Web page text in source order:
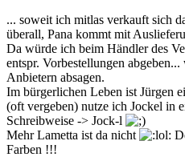
... soweit ich mitlas verkauft sich
überall, Pana kommt mit
Da würde ich beim Händler des
entspr. Vorbestellungen
Anbietern absagen.
Im bürgerlichen Leben ist Jürgen
(oft vergeben) nutze ich Jockel in
Schreibweise -> Jock-l
Mehr Lametta ist da nicht
Farben !!!